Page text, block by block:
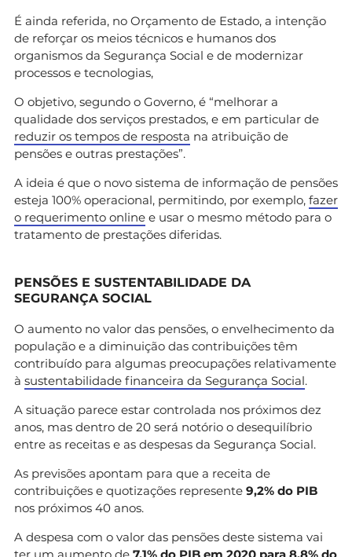
É ainda referida, no Orçamento de Estado, a intenção
de reforçar os meios técnicos e humanos dos
organismos da Segurança Social e de modernizar
processos e tecnologias,
O objetivo, segundo o Governo, é “melhorar a
qualidade dos serviços prestados, e em particular de
reduzir os tempos de resposta na atribuição de
pensões e outras prestações”.
A ideia é que o novo sistema de informação de pensões
esteja 100% operacional, permitindo, por exemplo, fazer
o requerimento online e usar o mesmo método para o
tratamento de prestações diferidas.
PENSÕES E SUSTENTABILIDADE DA
SEGURANÇA SOCIAL
O aumento no valor das pensões, o envelhecimento da
população e a diminuição das contribuições têm
contribuído para algumas preocupações relativamente
à sustentabilidade financeira da Segurança Social.
A situação parece estar controlada nos próximos dez
anos, mas dentro de 20 será notório o desequilíbrio
entre as receitas e as despesas da Segurança Social.
As previsões apontam para que a receita de
contribuições e quotizações represente 9,2% do PIB
nos próximos 40 anos.
A despesa com o valor das pensões deste sistema vai
ter um aumento de 7,1% do PIB em 2020 para 8,8% do